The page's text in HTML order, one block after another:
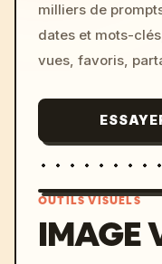
milliers de
dates et mots-
vues, favoris,
OUTILS VISUELS
IMAGE